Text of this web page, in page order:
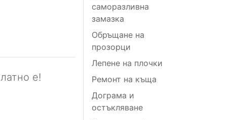
е!
саморазливна
замазка
Обръщане на
прозорци
Лепене на плочки
Ремонт на къща
Дограма и
остъкляване